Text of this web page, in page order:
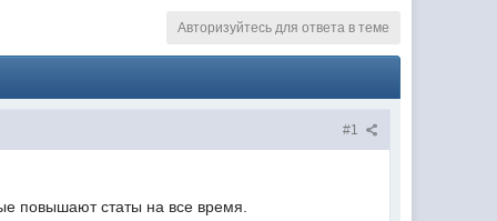
Авторизуйтесь для ответа в теме
#1
повышают статы на все время.